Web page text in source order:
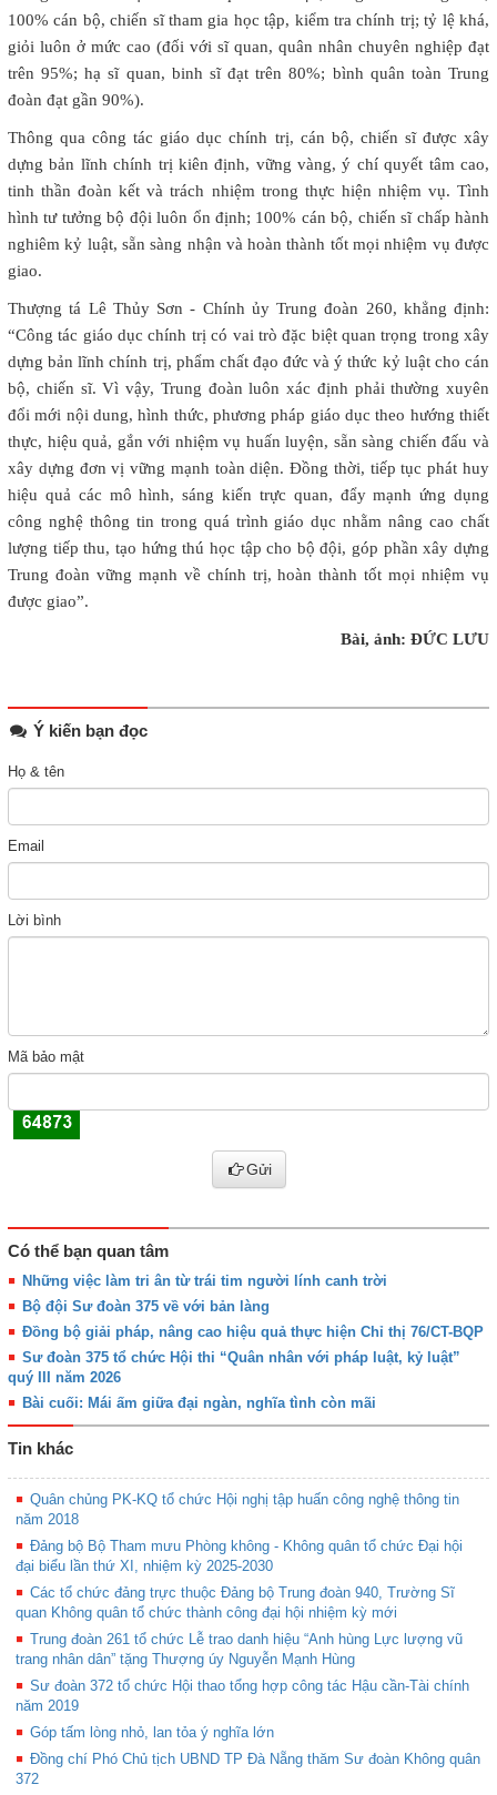
100% cán bộ, chiến sĩ tham gia học tập, kiểm tra chính trị; tỷ lệ khá,
giỏi luôn ở mức cao (đối với sĩ quan, quân nhân chuyên nghiệp đạt
trên 95%; hạ sĩ quan, binh sĩ đạt trên 80%; bình quân toàn Trung
đoàn đạt gần 90%).
Thông qua công tác giáo dục chính trị, cán bộ, chiến sĩ được xây
dựng bản lĩnh chính trị kiên định, vững vàng, ý chí quyết tâm cao,
tinh thần đoàn kết và trách nhiệm trong thực hiện nhiệm vụ. Tình
hình tư tưởng bộ đội luôn ổn định; 100% cán bộ, chiến sĩ chấp hành
nghiêm kỷ luật, sẵn sàng nhận và hoàn thành tốt mọi nhiệm vụ được
giao.
Thượng tá Lê Thủy Sơn - Chính ủy Trung đoàn 260, khẳng định:
“Công tác giáo dục chính trị có vai trò đặc biệt quan trọng trong xây
dựng bản lĩnh chính trị, phẩm chất đạo đức và ý thức kỷ luật cho cán
bộ, chiến sĩ. Vì vậy, Trung đoàn luôn xác định phải thường xuyên
đổi mới nội dung, hình thức, phương pháp giáo dục theo hướng thiết
thực, hiệu quả, gắn với nhiệm vụ huấn luyện, sẵn sàng chiến đấu và
xây dựng đơn vị vững mạnh toàn diện. Đồng thời, tiếp tục phát huy
hiệu quả các mô hình, sáng kiến trực quan, đẩy mạnh ứng dụng
công nghệ thông tin trong quá trình giáo dục nhằm nâng cao chất
lượng tiếp thu, tạo hứng thú học tập cho bộ đội, góp phần xây dựng
Trung đoàn vững mạnh về chính trị, hoàn thành tốt mọi nhiệm vụ
được giao”.
Bài, ảnh: ĐỨC LƯU
Ý kiến bạn đọc
Họ & tên
Email
Lời bình
Mã bảo mật
Gửi
Có thể bạn quan tâm
Những việc làm tri ân từ trái tim người lính canh trời
Bộ đội Sư đoàn 375 về với bản làng
Đồng bộ giải pháp, nâng cao hiệu quả thực hiện Chỉ thị 76/CT-BQP
Sư đoàn 375 tổ chức Hội thi “Quân nhân với pháp luật, kỷ luật”
quý III năm 2026
Bài cuối: Mái ấm giữa đại ngàn, nghĩa tình còn mãi
Tin khác
Quân chủng PK-KQ tổ chức Hội nghị tập huấn công nghệ thông tin
năm 2018
Đảng bộ Bộ Tham mưu Phòng không - Không quân tổ chức Đại hội
đại biểu lần thứ XI, nhiệm kỳ 2025-2030
Các tổ chức đảng trực thuộc Đảng bộ Trung đoàn 940, Trường Sĩ
quan Không quân tổ chức thành công đại hội nhiệm kỳ mới
Trung đoàn 261 tổ chức Lễ trao danh hiệu “Anh hùng Lực lượng vũ
trang nhân dân” tặng Thượng úy Nguyễn Mạnh Hùng
Sư đoàn 372 tổ chức Hội thao tổng hợp công tác Hậu cần-Tài chính
năm 2019
Góp tấm lòng nhỏ, lan tỏa ý nghĩa lớn
Đồng chí Phó Chủ tịch UBND TP Đà Nẵng thăm Sư đoàn Không quân
372